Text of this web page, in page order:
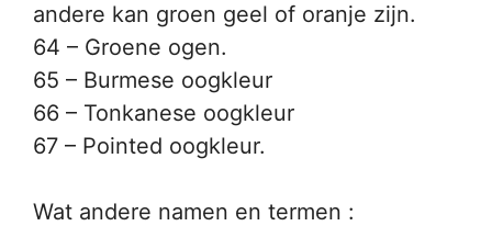
andere kan groen geel of oranje zijn.
64 – Groene ogen.
65 – Burmese oogkleur
66 – Tonkanese oogkleur
67 – Pointed oogkleur.
Wat andere namen en termen :